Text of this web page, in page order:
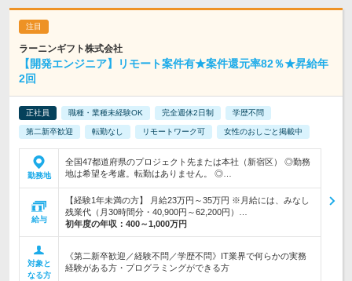
ラーニンギフト株式会社
【開発エンジニア】リモート案件有★案件還元率82％★昇給年
2回
正社員 職種・業種未経験OK 完全週休2日制 学歴不問
第二新卒歓迎 転勤なし リモートワーク可 女性のおしごと掲載中
勤務地
全国47都道府県のプロジェクト先または本社（新宿区） ◎勤務
地は希望を考慮。転勤はありません。 ◎…
給与
【経験1年未満の方】 月給23万円～35万円 ※月給には、みなし
残業代（月30時間分・40,900円～62,200円）…
初年度の年収： 400～1,000万円
対象と
なる方
《第二新卒歓迎／経験不問／学歴不問》IT業界で何らかの実務
経験がある方・プログラミングができる方